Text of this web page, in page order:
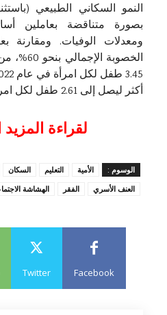
النمو السكاني الطبيعي
بصورة متناقضة بعاملين
أكثر ليصل إلى 2.61 طفل لكل امرأة بحلول عام 2050.
لقراءة
الوسوم : الأمية التعليم السكان
العنف الأسري
الفقر الهشاشة
Facebook
Twitter